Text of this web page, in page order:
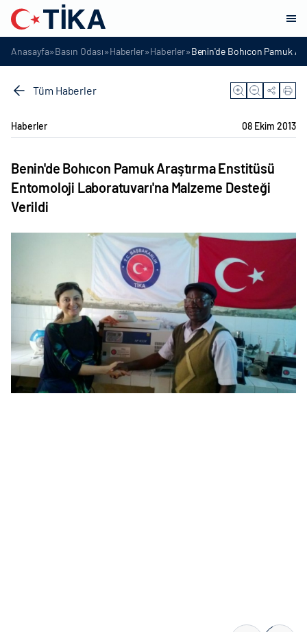
Anasayfa»Basın Odası»Haberler»Haberler»Benin'de Bohıcon Pamuk
Tüm Haberler
Haberler 08 Ekim 2013
Benin'de Bohıcon Pamuk Araştırma Enstitüsü
Entomoloji Laboratuvarı'na Malzeme Desteği
Verildi